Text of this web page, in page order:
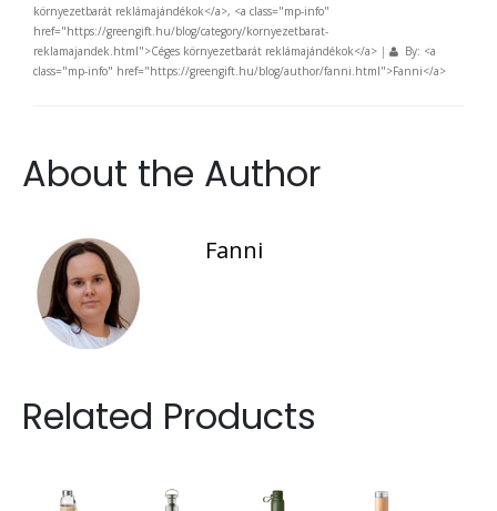
környezetbarát reklámajándékok</a>, <a class="mp-info"
href="https://greengift.hu/blog/category/kornyezetbarat-
reklamajandek.html">Céges környezetbarát reklámajándékok</a> |
By: <a
class="mp-info" href="https://greengift.hu/blog/author/fanni.html">Fanni</a>
About the Author
Fanni
Related Products